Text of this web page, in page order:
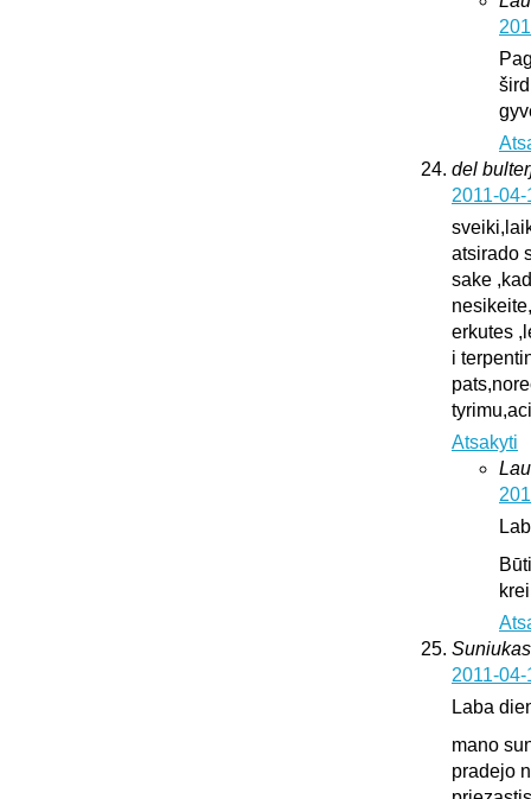
del
2011-
atsirado
sake
erkutes
i
Atsakyti
2011-
Laba
mano
pradejo